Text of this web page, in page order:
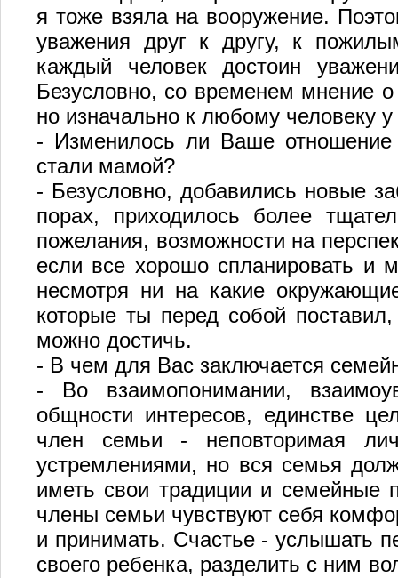
я тоже взяла на вооружение.
уважения друг к другу, к
каждый человек достоин
Безусловно, со временем мнение
но изначально к любому человеку
- Изменилось ли Ваше
стали мамой?
- Безусловно, добавились новые
порах, приходилось более
пожелания, возможности на
если все хорошо спланировать и
несмотря ни на какие
которые ты перед собой
можно достичь.
- В чем для Вас заключается
- Во взаимопонимании,
общности интересов, единстве
член семьи - неповторимая
устремлениями, но вся семья
иметь свои традиции и семейные
члены семьи чувствуют себя
и принимать. Счастье - услышать
своего ребенка, разделить с ним